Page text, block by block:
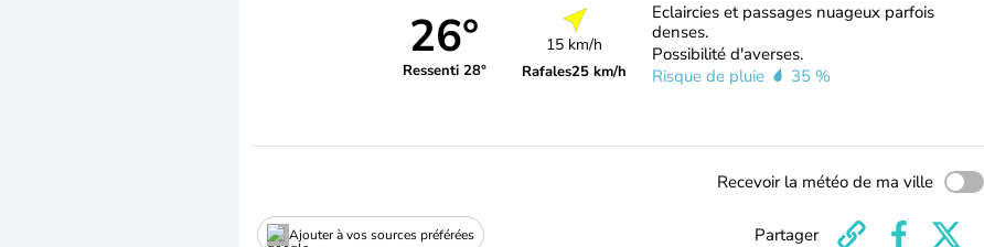
26°
Ressenti 28°
15 km/h
Rafales25 km/h
Eclaircies et passages nuageux parfois
denses.
Possibilité d'averses.
Risque de pluie
35 %
Recevoir la météo de ma ville
Ajouter à vos sources préférées Partager